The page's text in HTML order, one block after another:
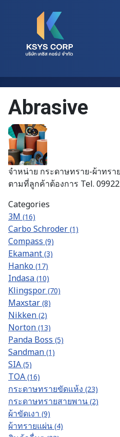
Abrasive
จำหน่าย กระดาษทราย-ผ้าทร
ตามที่ลูกค้าต้องการ Tel.
Categories
3M (16)
Carbo Schroder (1)
Compass (9)
Ekamant (3)
Hanko (17)
Indasa (10)
Klingspor (70)
Maxstar (8)
Nikken (2)
Norton (13)
Panda Boss (5)
Sandman (1)
SIA (5)
TOA (16)
กระดาษทรายขัดแห้ง (23)
กระดาษทรายสายพาน (2)
ผ้าขัดเงา (9)
ผ้าทรายแผ่น (4)